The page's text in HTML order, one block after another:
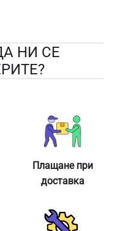
НИ СЕ
Плащане при
доставка